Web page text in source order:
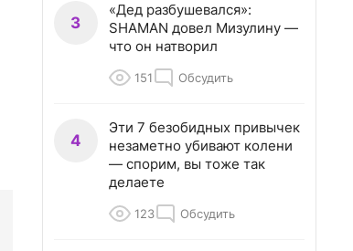
3
«Дед разбушевался»:
SHAMAN довел Мизулину —
что он натворил
151 Обсудить
4
Эти 7 безобидных привычек
незаметно убивают колени
— спорим, вы тоже так
делаете
123 Обсудить